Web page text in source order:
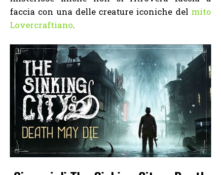
faccia con una delle creature iconiche del mito
Lovercraftiano.